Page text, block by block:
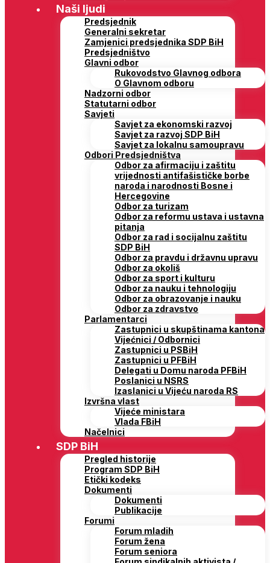
Naši ljudi
Predsjednik
Generalni sekretar
Zamjenici predsjednika SDP BiH
Predsjedništvo
Glavni odbor
Rukovodstvo Glavnog odbora
O Glavnom odboru
Nadzorni odbor
Statutarni odbor
Savjeti
Savjet za ekonomski razvoj
Savjet za razvoj SDP BiH
Savjet za lokalnu samoupravu
Odbori Predsjedništva
Odbor za afirmaciju i zaštitu
vrijednosti antifašističke borbe
naroda i narodnosti Bosne i
Hercegovine
Odbor za turizam
Odbor za reformu ustava i ustavna
pitanja
Odbor za rad i socijalnu zaštitu
SDP BiH
Odbor za pravdu i državnu upravu
Odbor za okoliš
Odbor za sport i kulturu
Odbor za nauku i tehnologiju
Odbor za obrazovanje i nauku
Odbor za zdravstvo
Parlamentarci
Zastupnici u skupštinama kantona
Vijećnici / Odbornici
Zastupnici u PSBiH
Zastupnici u PFBiH
Delegati u Domu naroda PFBiH
Poslanici u NSRS
Izaslanici u Vijeću naroda RS
Izvršna vlast
Vijeće ministara
Vlada FBiH
Načelnici
SDP BiH
Pregled historije
Program SDP BiH
Etički kodeks
Dokumenti
Dokumenti
Publikacije
Forumi
Forum mladih
Forum žena
Forum seniora